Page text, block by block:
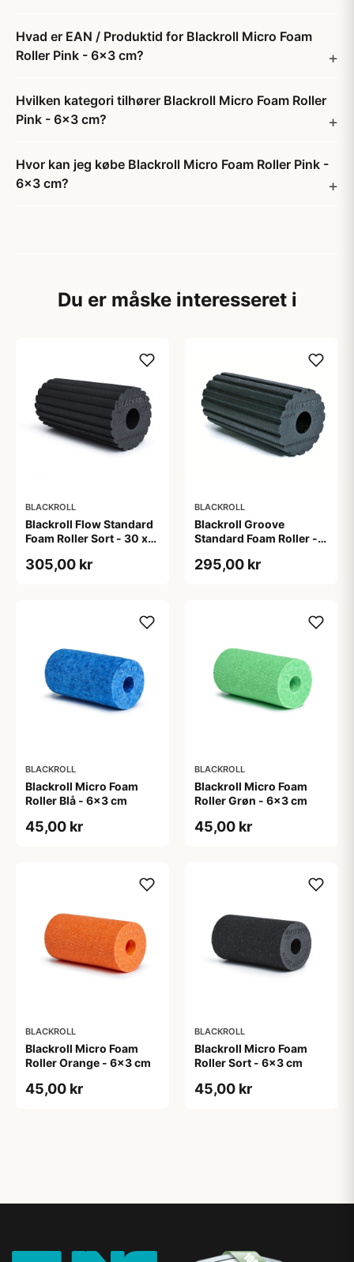
Hvad er EAN / Produktid for Blackroll Micro Foam
Roller Pink - 6x3 cm?
Hvilken kategori tilhører Blackroll Micro Foam Roller
Pink - 6x3 cm?
Hvor kan jeg købe Blackroll Micro Foam Roller Pink -
6x3 cm?
Du er måske interesseret i
BLACKROLL
Blackroll Flow Standard
Foam Roller Sort - 30 x
305,00 kr
BLACKROLL
Blackroll Groove
Standard Foam Roller -
295,00 kr
BLACKROLL
Blackroll Micro Foam
Roller Blå - 6x3 cm
45,00 kr
BLACKROLL
Blackroll Micro Foam
Roller Grøn - 6x3 cm
45,00 kr
BLACKROLL
Blackroll Micro Foam
Roller Orange - 6x3 cm
45,00 kr
BLACKROLL
Blackroll Micro Foam
Roller Sort - 6x3 cm
45,00 kr